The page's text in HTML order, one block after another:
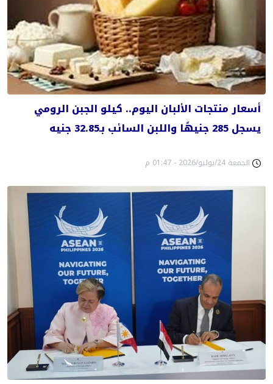
أسعار منتجات الألبان اليوم.. كيلو الجبن الرومي
يسجل 285 جنيهًا واللبن السائب بـ32.85 جنيه
الجمعة 24/يوليو/2026 - 01:47 م